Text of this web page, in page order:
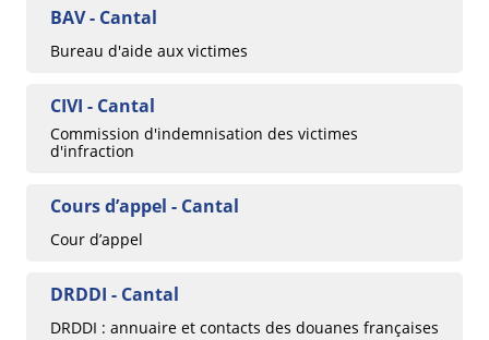
BAV - Cantal
Bureau d'aide aux victimes
CIVI - Cantal
Commission d'indemnisation des victimes
d'infraction
Cours d’appel - Cantal
Cour d’appel
DRDDI - Cantal
DRDDI : annuaire et contacts des douanes françaises